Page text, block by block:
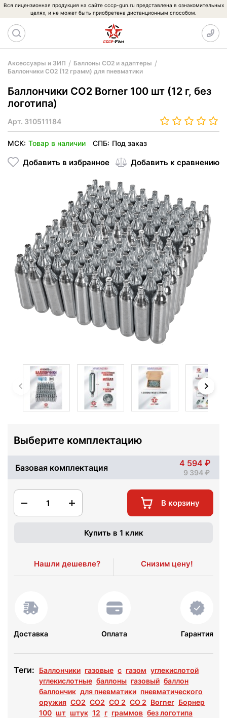
Вся лицензионная продукция на сайте cccp-gun.ru представлена в ознакомительных
целях, и не может быть приобретена дистанционным способом.
Аксессуары и ЗИП
Баллоны CO2 и адаптеры
Баллончики CO2 (12 грамм) для пневматики
Баллончики CO2 Borner 100 шт (12 г, без
логотипа)
Арт. 310511184
МСК: Товар в наличии СПБ: Под заказ
Добавить в избранное Добавить к сравнению
Выберите комплектацию
Базовая комплектация 4 594
9 394
1 В корзину
Купить в 1 клик
Нашли дешевле? Снизим цену!
Доставка Оплата Гарантия
Теги: Баллончики газовые с газом углекислотой
углекислотные баллоны газовый баллон
баллончик для пневматики пневматического
оружия CO2 СО2 CO 2 СО 2 Borner Борнер
100 шт штук 12 г граммов без логотипа